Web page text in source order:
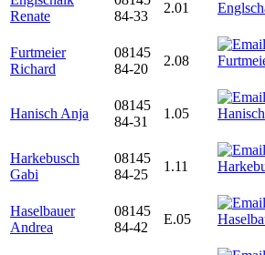
Renate
84-33
2.01
Furtmeier
Richard
08145
84-20
2.08
Hanisch Anja
08145
84-31
1.05
Harkebusch
Gabi
08145
84-25
1.11
Haselbauer
Andrea
08145
84-42
E.05